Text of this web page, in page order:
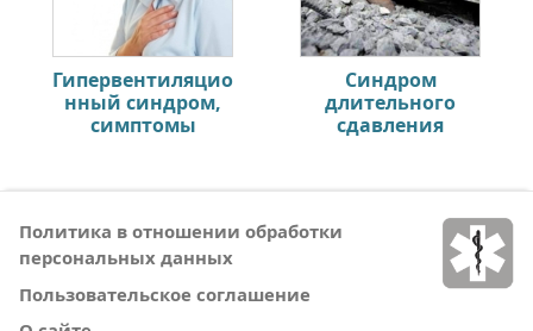
Гипервентиляцио
нный синдром,
симптомы
Синдром
длительного
сдавления
Политика в отношении обработки
персональных данных
Пользовательское соглашение